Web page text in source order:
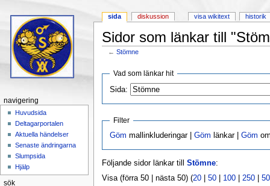
Sidor som länkar till
←Stömne
Vad som länkar hit
Sida:
Filter
Göm mallinkluderingar |Göm länkar |Göm
Följande sidor länkar till Stömne:
Visa (förra 50 | nästa 50) (20| 50| 100| 250|
sida diskussion visa wikitext historik
navigering
Huvudsida
Deltagarportalen
Aktuella händelser
Senaste ändringarna
Slumpsida
Hjälp
sök